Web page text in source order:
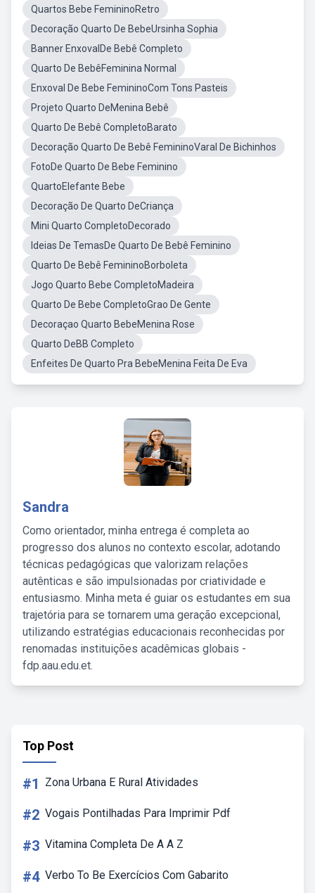
Quartos Bebe FemininoRetro
Decoração Quarto De BebeUrsinha Sophia
Banner EnxovalDe Bebê Completo
Quarto De BebêFeminina Normal
Enxoval De Bebe FemininoCom Tons Pasteis
Projeto Quarto DeMenina Bebê
Quarto De Bebê CompletoBarato
Decoração Quarto De Bebê FemininoVaral De Bichinhos
FotoDe Quarto De Bebe Feminino
QuartoElefante Bebe
Decoração De Quarto DeCriança
Mini Quarto CompletoDecorado
Ideias De TemasDe Quarto De Bebê Feminino
Quarto De Bebê FemininoBorboleta
Jogo Quarto Bebe CompletoMadeira
Quarto De Bebe CompletoGrao De Gente
Decoraçao Quarto BebeMenina Rose
Quarto DeBB Completo
Enfeites De Quarto Pra BebeMenina Feita De Eva
Sandra
Como orientador, minha entrega é completa ao
progresso dos alunos no contexto escolar, adotando
técnicas pedagógicas que valorizam relações
autênticas e são impulsionadas por criatividade e
entusiasmo. Minha meta é guiar os estudantes em sua
trajetória para se tornarem uma geração excepcional,
utilizando estratégias educacionais reconhecidas por
renomadas instituições acadêmicas globais -
fdp.aau.edu.et.
Top Post
#1 Zona Urbana E Rural Atividades
#2 Vogais Pontilhadas Para Imprimir Pdf
#3 Vitamina Completa De A A Z
#4 Verbo To Be Exercícios Com Gabarito